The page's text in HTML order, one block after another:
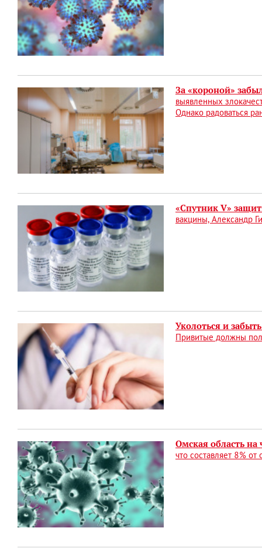
За «короной»
выявленных
Однако радоваться
«Спутник V»
вакцины, Александр
Уколоться и
Привитые должны
Омская область на
что составляет 8%